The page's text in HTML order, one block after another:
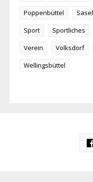
Poppenbüttel
Sasel
Sport
Sportliches
Verein
Volksdorf
Wellingsbüttel